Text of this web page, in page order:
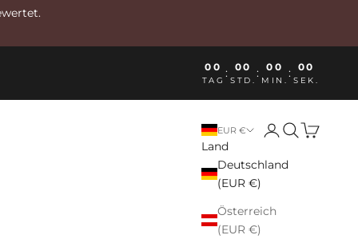
00
TAG
: 00
STD.
: 00
MIN.
: 00
SEK.
EUR €
Land
Deutschland
(EUR €)
Österreich
(EUR €)
Anmelden
Suchen